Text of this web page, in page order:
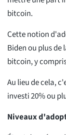
bitcoin.
Cette notion
Biden ou plus de
bitcoin, y
Au lieu de cela,
investi 20% ou
Niveaux